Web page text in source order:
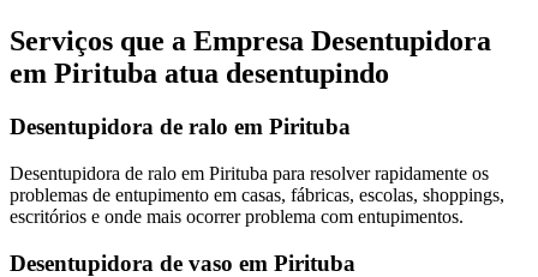
Serviços que a Empresa Desentupidora
em Pirituba atua desentupindo
Desentupidora de ralo em Pirituba
Desentupidora de ralo em Pirituba para resolver rapidamente os
problemas de entupimento em casas, fábricas, escolas, shoppings,
escritórios e onde mais ocorrer problema com entupimentos.
Desentupidora de vaso em Pirituba